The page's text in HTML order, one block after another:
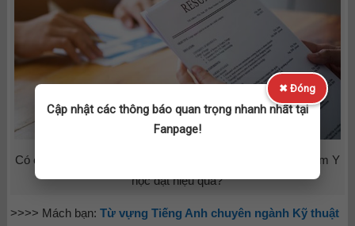
Có cách nào để trả lời phỏng vấn ngành Kỹ thuật Xét nghiệm Y
học đạt hiệu quả?
>>>> Mách bạn:Từ vựng Tiếng Anh chuyên ngành Kỹ thuật
✖ Đóng
Cập nhật các thông báo quan trọng nhanh nhất tại
Fanpage!